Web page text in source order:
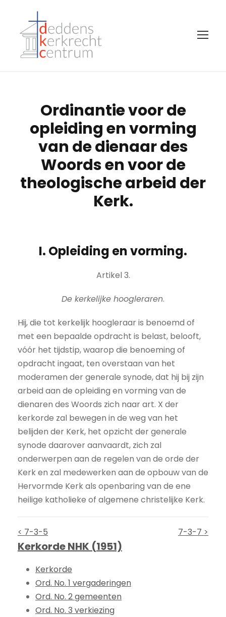
Ordinantie voor de
opleiding en vorming
van de dienaar des
Woords en voor de
theologische arbeid der
Kerk.
I. Opleiding en vorming.
Artikel 3.
De kerkelijke hoogleraren.
Hij, die tot kerkelijk hoogleraar is benoemd of
met een bepaalde opdracht is belast, belooft,
vóór het tijdstip, waarop die benoeming of
opdracht ingaat, ten overstaan van het
moderamen der generale synode, dat hij bij zijn
arbeid aan de opleiding en vorming van de
dienaren des Woords zich naar art. X der
kerkorde zal bewegen in de weg van het
belijden der Kerk, het opzicht der generale
synode daarover aanvaardt, zich zal
onderwerpen aan de regelen van de orde der
Kerk en zal medewerken aan de opbouw van de
Hervormde Kerk als openbaring van de ene
heilige katholieke of algemene christelijke Kerk.
< 7-3-5 7-3-7 >
Kerkorde NHK (1951)
Kerkorde
Ord. No. 1 vergaderingen
Ord. No. 2 gemeenten
Ord. No. 3 verkiezing